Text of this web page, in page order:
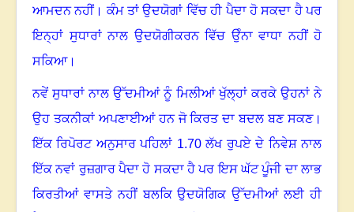
ਆਮਦਨ ਨਹੀਂ।ਕੰਮ ਤਾਂ ਉਦਯੋਗਾਂ ਵਿੱਚ ਹੀ ਪੈਦਾ ਹੋ ਸਕਦਾ ਹੈ ਪਰ
ਇਨ੍ਹਾਂ ਸੁਧਾਰਾਂ ਨਾਲ ਉਦਯੋਗੀਕਰਨ ਵਿੱਚ ਉੰਨਾ ਵਾਧਾ ਨਹੀਂ ਹੋ
ਸਕਿਆ।
ਨਵੇਂ ਸੁਧਾਰਾਂ ਨਾਲ ਉੱਦਮੀਆਂ ਨੂੰ ਮਿਲੀਆਂ ਖੁੱਲ੍ਹਾਂ ਕਰਕੇ ਉਹਨਾਂ ਨੇ
ਉਹ ਤਕਨੀਕਾਂ ਅਪਣਾਈਆਂ ਹਨ ਜੋ ਕਿਰਤ ਦਾ ਬਦਲ ਬਣ ਸਕਣ।
ਇੱਕ ਰਿਪੋਰਟ ਅਨੁਸਾਰ ਪਹਿਲਾਂ 1.70ਲੱਖ ਰੁਪਏ ਦੇ ਨਿਵੇਸ਼ ਨਾਲ
ਇੱਕ ਨਵਾਂ ਰੁਜ਼ਗਾਰ ਪੈਦਾ ਹੋ ਸਕਦਾ ਹੈ ਪਰ ਇਸ ਘੱਟ ਪੂੰਜੀ ਦਾ ਲਾਭ
ਕਿਰਤੀਆਂ ਵਾਸਤੇ ਨਹੀਂ ਬਲਕਿ ਉਦਯੋਗਿਕ ਉੱਦਮੀਆਂ ਲਈ ਹੀ